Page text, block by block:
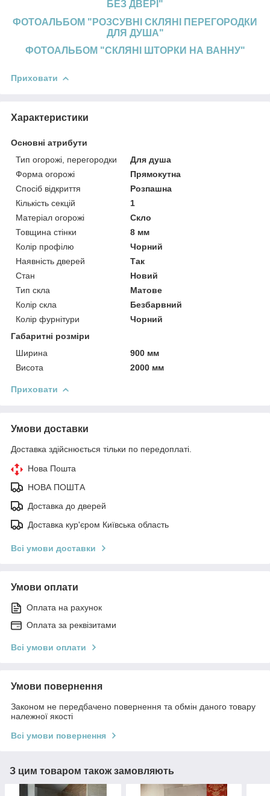
БЕЗ ДВЕРІ"
ФОТОАЛЬБОМ "РОЗСУВНІ СКЛЯНІ ПЕРЕГОРОДКИ
ДЛЯ ДУША"
ФОТОАЛЬБОМ "СКЛЯНІ ШТОРКИ НА ВАННУ"
Приховати
Характеристики
Основні атрибути
Тип огорожі, перегородки
Для душа
Форма огорожі
Прямокутна
Спосіб відкриття
Розпашна
Кількість секцій
1
Матеріал огорожі
Скло
Товщина стінки
8 мм
Колір профілю
Чорний
Наявність дверей
Так
Стан
Новий
Тип скла
Матове
Колір скла
Безбарвний
Колір фурнітури
Чорний
Габаритні розміри
Ширина
900 мм
Висота
2000 мм
Приховати
Умови доставки
Доставка здійснюється тільки по передоплаті.
Нова Пошта
НОВА ПОШТА
Доставка до дверей
Доставка кур'єром Київська область
Всі умови доставки
Умови оплати
Оплата на рахунок
Оплата за реквізитами
Всі умови оплати
Умови повернення
Законом не передбачено повернення та обмін даного товару
належної якості
Всі умови повернення
З цим товаром також замовляють